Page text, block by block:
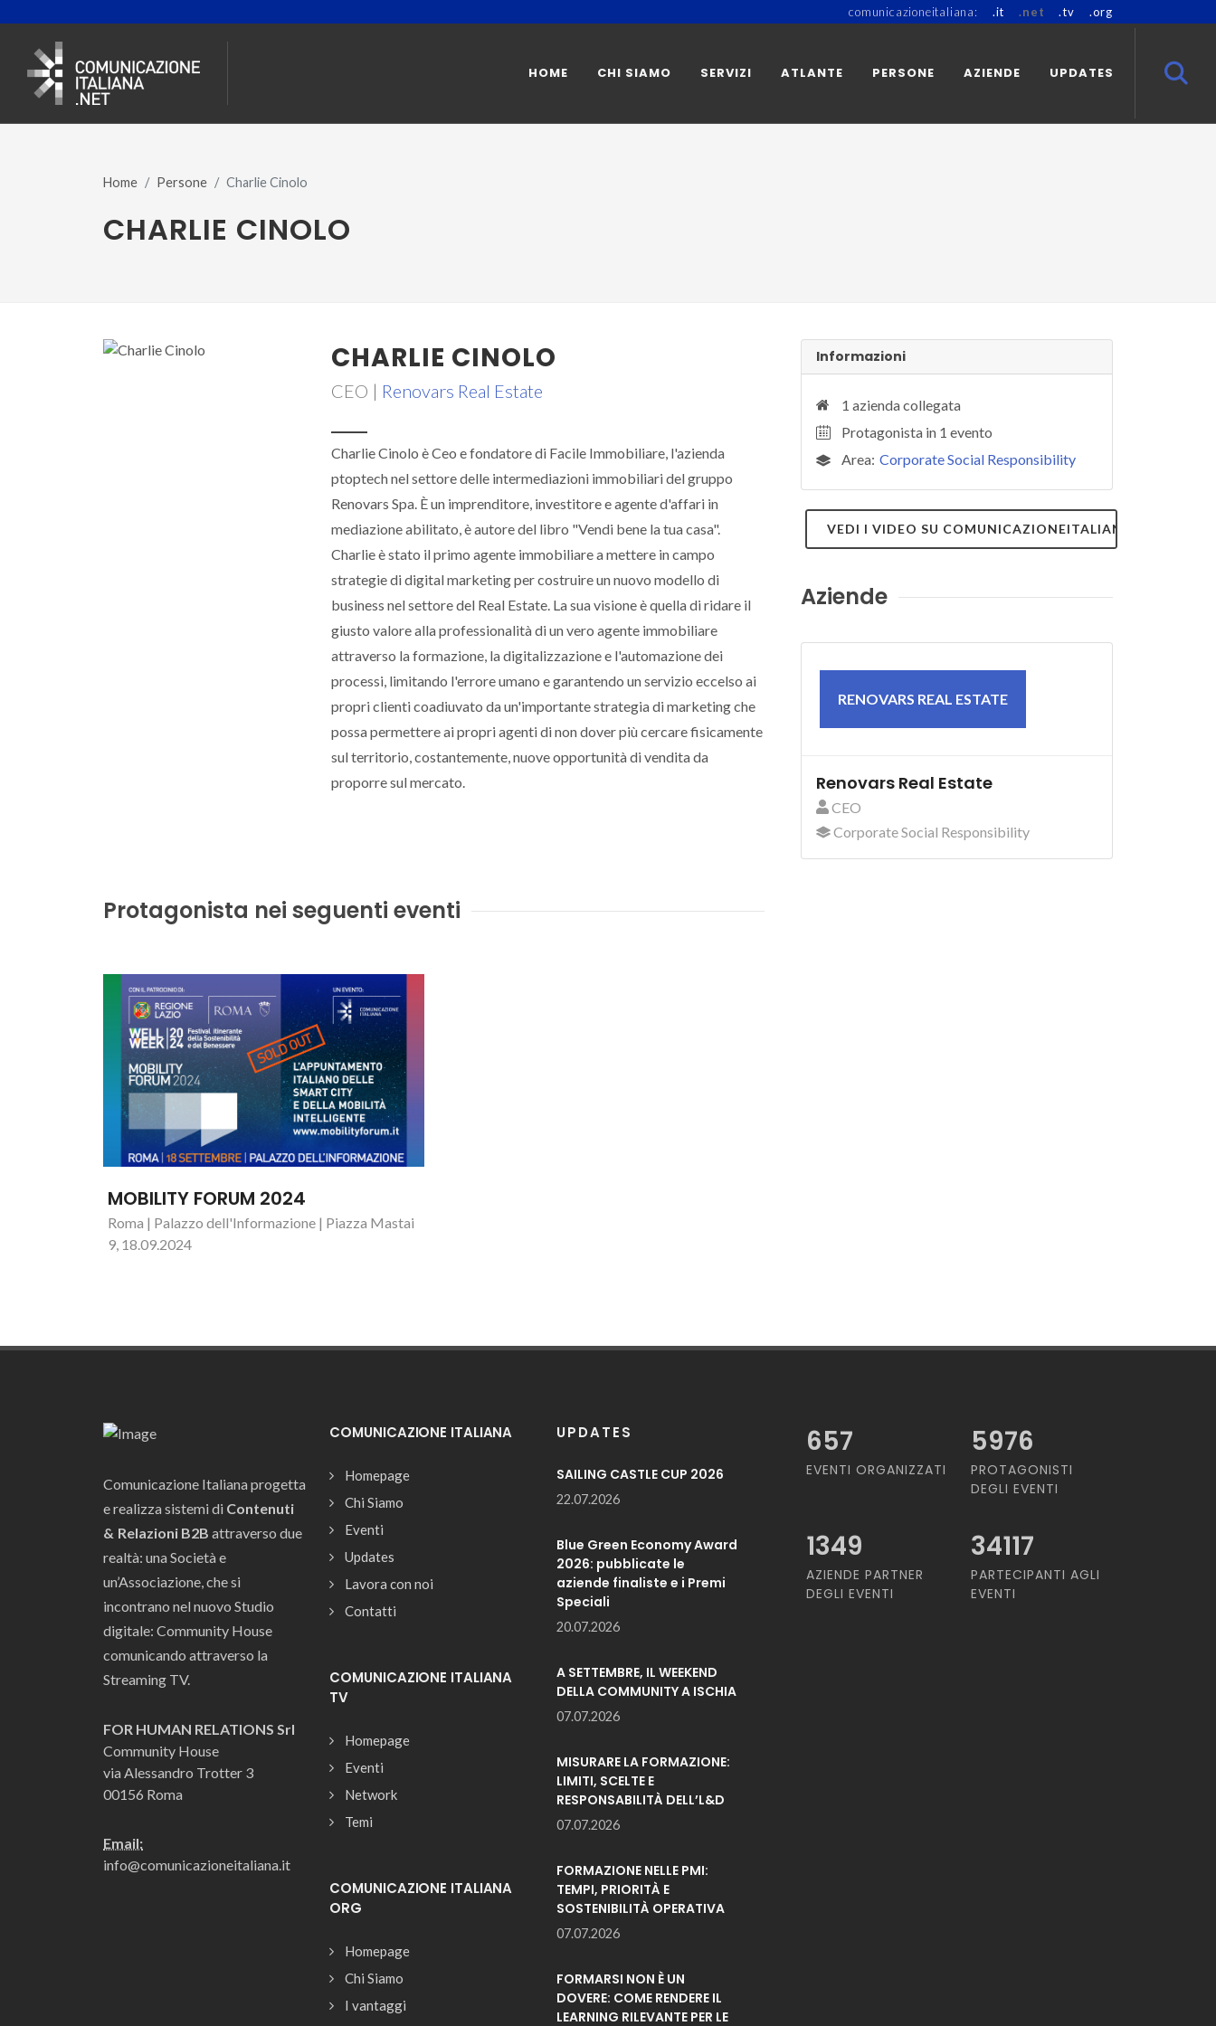
comunicazioneitaliana: .it .net .tv .org
HOME CHI SIAMO SERVIZI ATLANTE PERSONE AZIENDE UPDATES
Home Persone Charlie Cinolo
CHARLIE CINOLO
CHARLIE CINOLO
CEO | Renovars Real Estate
Charlie Cinolo è Ceo e fondatore di Facile Immobiliare, l'azienda
ptoptech nel settore delle intermediazioni immobiliari del gruppo
Renovars Spa. È un imprenditore, investitore e agente d'affari in
mediazione abilitato, è autore del libro "Vendi bene la tua casa".
Charlie è stato il primo agente immobiliare a mettere in campo
strategie di digital marketing per costruire un nuovo modello di
business nel settore del Real Estate. La sua visione è quella di ridare il
giusto valore alla professionalità di un vero agente immobiliare
attraverso la formazione, la digitalizzazione e l'automazione dei
processi, limitando l'errore umano e garantendo un servizio eccelso ai
propri clienti coadiuvato da un'importante strategia di marketing che
possa permettere ai propri agenti di non dover più cercare fisicamente
sul territorio, costantemente, nuove opportunità di vendita da
proporre sul mercato.
Protagonista nei seguenti eventi
MOBILITY FORUM 2024
Roma | Palazzo dell'Informazione | Piazza Mastai
9, 18.09.2024
Informazioni
1 azienda collegata
Protagonista in 1 evento
Area: Corporate Social Responsibility
VEDI I VIDEO SU COMUNICAZIONEITALIANA.TV
Aziende
RENOVARS REAL ESTATE
Renovars Real Estate
CEO
Corporate Social Responsibility
Comunicazione Italiana progetta
e realizza sistemi di Contenuti
& Relazioni B2B attraverso due
realtà: una Società e
un’Associazione, che si
incontrano nel nuovo Studio
digitale: Community House
comunicando attraverso la
Streaming TV.
FOR HUMAN RELATIONS Srl
Community House
via Alessandro Trotter 3
00156 Roma
Email:
info@comunicazioneitaliana.it
COMUNICAZIONE ITALIANA
Homepage
Chi Siamo
Eventi
Updates
Lavora con noi
Contatti
COMUNICAZIONE ITALIANA
TV
Homepage
Eventi
Network
Temi
COMUNICAZIONE ITALIANA
ORG
Homepage
Chi Siamo
I vantaggi
UPDATES
SAILING CASTLE CUP 2026
22.07.2026
Blue Green Economy Award
2026: pubblicate le
aziende finaliste e i Premi
Speciali
20.07.2026
A SETTEMBRE, IL WEEKEND
DELLA COMMUNITY A ISCHIA
07.07.2026
MISURARE LA FORMAZIONE:
LIMITI, SCELTE E
RESPONSABILITÀ DELL’L&D
07.07.2026
FORMAZIONE NELLE PMI:
TEMPI, PRIORITÀ E
SOSTENIBILITÀ OPERATIVA
07.07.2026
FORMARSI NON È UN
DOVERE: COME RENDERE IL
LEARNING RILEVANTE PER LE
657
EVENTI ORGANIZZATI
5976
PROTAGONISTI
DEGLI EVENTI
1349
AZIENDE PARTNER
DEGLI EVENTI
34117
PARTECIPANTI AGLI
EVENTI